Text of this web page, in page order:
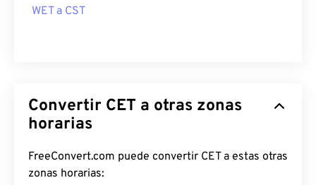
WET a CST
Convertir CET a otras zonas
horarias
FreeConvert.com puede convertir CET a estas otras
zonas horarias: